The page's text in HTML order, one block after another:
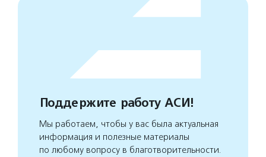
Поддержите работу АСИ!
Мы работаем, чтобы у вас была актуальная
информация и полезные материалы
по любому вопросу в благотворительности.